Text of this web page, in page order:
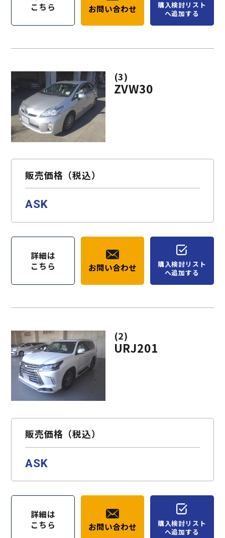
こちら
お問い合わせ
購入検討リスト
へ追加する
(3)
ZVW30
販売価格（税込）
ASK
詳細は
こちら
お問い合わせ
購入検討リスト
へ追加する
(2)
URJ201
販売価格（税込）
ASK
詳細は
こちら
お問い合わせ
購入検討リスト
へ追加する